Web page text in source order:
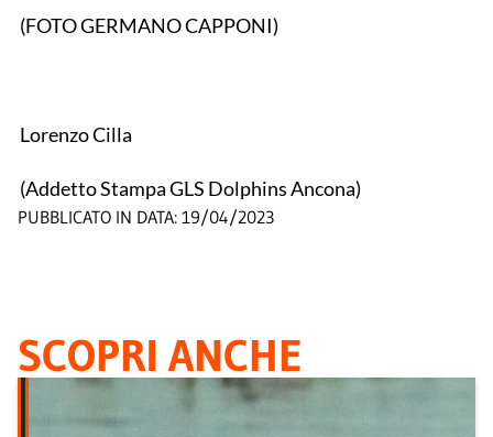
(FOTO GERMANO CAPPONI)
Lorenzo Cilla
(Addetto Stampa GLS Dolphins Ancona)
PUBBLICATO IN DATA: 19/04/2023
SCOPRI ANCHE